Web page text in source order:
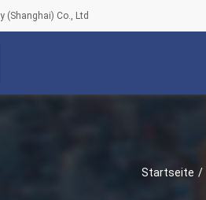
(Shanghai) Co., Ltd
Startseite /